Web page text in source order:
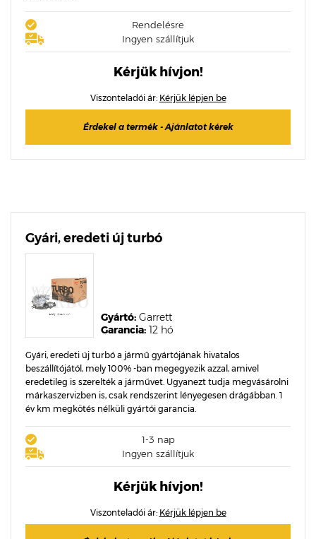
Rendelésre
Ingyen szállítjuk
Kérjük hívjon!
Viszonteladói ár: Kérjük lépjen be
Érdekel a termék - Ajánlatot kérek
Gyári, eredeti új turbó
Garancia: 12 hó
Gyártó: Garrett
Gyári, eredeti új turbó a jármű gyártójának hivatalos
beszállítójától, mely 100% -ban megegyezik azzal, amivel
eredetileg is szerelték a járművet. Ugyanezt tudja megvásárolni
márkaszervizben is, csak rendszerint lényegesen drágábban. 1
év km megkötés nélküli gyártói garancia.
1-3 nap
Ingyen szállítjuk
Kérjük hívjon!
Viszonteladói ár: Kérjük lépjen be